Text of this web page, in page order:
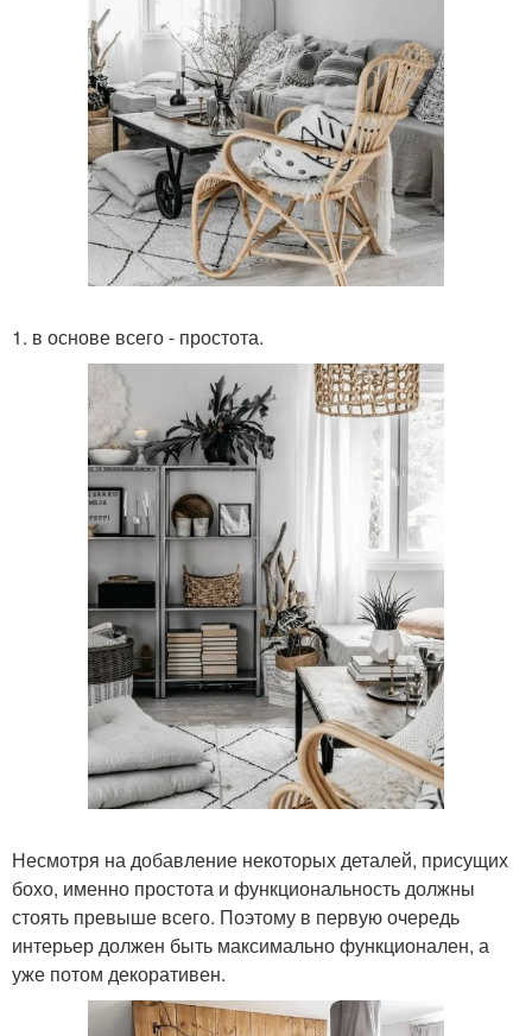
1. в основе всего - простота.
Несмотря на добавление некоторых деталей, присущих
бохо, именно простота и функциональность должны
стоять превыше всего. Поэтому в первую очередь
интерьер должен быть максимально функционален, а
уже потом декоративен.